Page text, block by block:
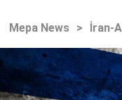
Mepa News > İran-